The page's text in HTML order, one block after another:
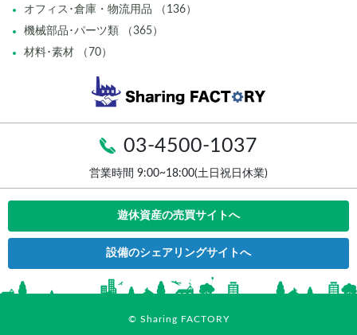
03-4500-1037
営業時間 9:00~18:00(土日祝日休業)
遊休資産の売買サイトへ
設備のシェアリングサイトへ
オフィス･倉庫・物流用品 （136）
機械部品･パーツ類 （365）
材料･素材 （70）
© Sharing FACTORY